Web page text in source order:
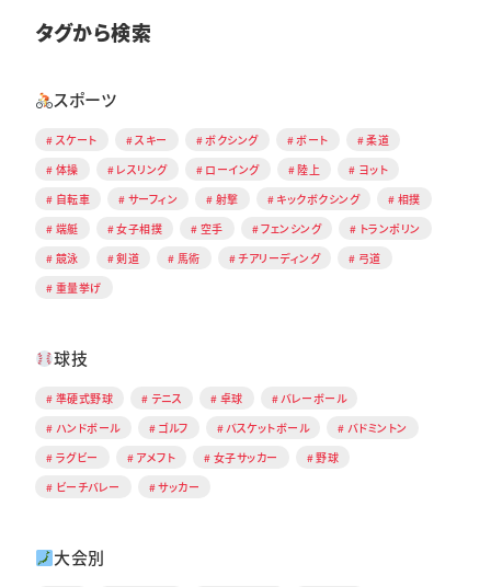
タグから検索
スポーツ
スケート スキー ボクシング ボート
柔道
体操
レスリング ローイング 陸上
ヨット
自転車
サーフィン 射撃 キックボクシング
相撲
端艇
女子相撲 空手 フェンシング
トランポリン
競泳
剣道 馬術 チアリーディング
弓道
重量挙げ
球技
準硬式野球 テニス 卓球
バレーボール
ハンドボール
ゴルフ バスケットボール
バドミントン
ラグビー
アメフト 女子サッカー
野球
ビーチバレー
サッカー
大会別